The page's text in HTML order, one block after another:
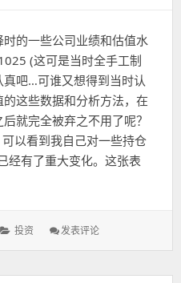
时的一些公司业绩和估值水
(这可是当时全手工制
真吧…可谁又想得到当时认
的这些数据和分析方法，在
就完全被弃之不用了呢？
以看到我自己对一些持仓
经有了重大变化。这张表
分
投资 发表评论: 08
危